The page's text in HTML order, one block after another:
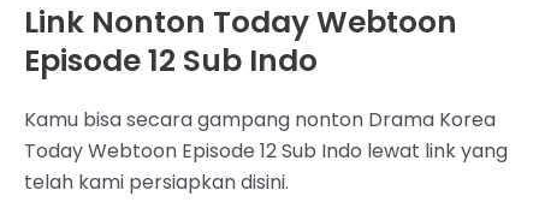
Link Nonton Today Webtoon
Episode 12 Sub Indo
Kamu bisa secara gampang nonton Drama Korea
Today Webtoon Episode 12 Sub Indo lewat link yang
telah kami persiapkan disini.